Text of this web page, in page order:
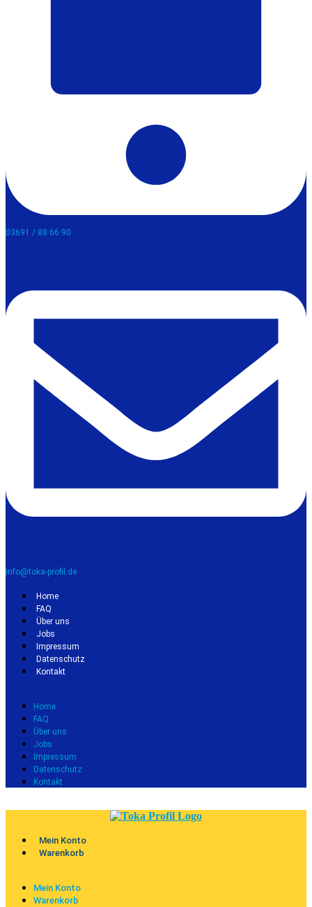
03691 / 88 66 90​
info@toka-profil.de
Home
FAQ
Über uns
Jobs
Impressum
Datenschutz
Kontakt
Home
FAQ
Über uns
Jobs
Impressum
Datenschutz
Kontakt
Mein Konto
Warenkorb
Mein Konto
Warenkorb